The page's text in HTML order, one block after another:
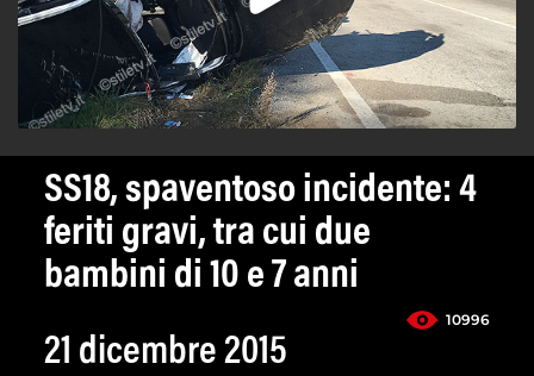
SS18, spaventoso incidente: 4
feriti gravi, tra cui due
bambini di 10 e 7 anni
10996
21 dicembre 2015